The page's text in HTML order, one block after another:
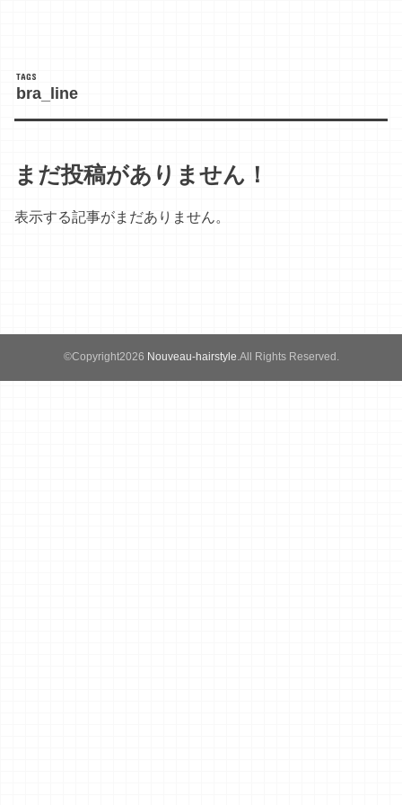
bra_line
まだ投稿がありません！
表示する記事がまだありません。
©Copyright2026 Nouveau-hairstyle.All Rights Reserved.